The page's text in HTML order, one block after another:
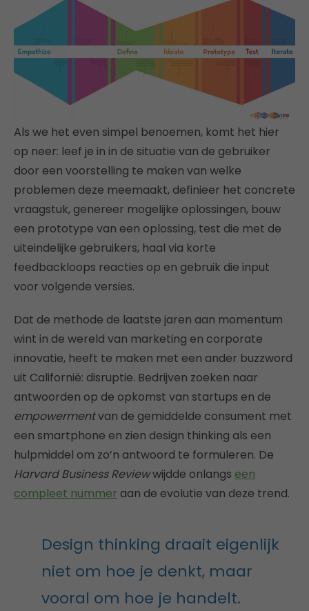
Als we het even simpel benoemen, komt het hier
op neer: leef je in in de situatie van de gebruiker
door een voorstelling te maken van welke
problemen deze meemaakt, definieer het concrete
vraagstuk, genereer mogelijke oplossingen, bouw
een prototype van een oplossing, test die met de
uiteindelijke gebruikers, haal via korte
feedbackloops reacties op en gebruik die input
voor volgende versies.
Dat de methode de laatste jaren aan momentum
wint in de wereld van marketing en corporate
innovatie, heeft te maken met een ander buzzword
uit Californië: disruptie. Bedrijven zoeken naar
antwoorden op de opkomst van startups en de
empowermentvan de gemiddelde consument met
een smartphone en zien design thinking als een
hulpmiddel om zo’n antwoord te formuleren. De
Harvard Business Reviewwijdde onlangs een
compleet nummer aan de evolutie van deze trend.
Design thinking draait eigenlijk
niet om hoe je denkt, maar
vooral om hoe je handelt.